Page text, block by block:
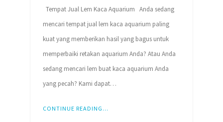
Tempat Jual Lem Kaca Aquarium Anda sedang
mencari tempat jual lem kaca aquarium paling
kuat yang memberikan hasil yang bagus untuk
memperbaiki retakan aquarium Anda? Atau Anda
sedang mencari lem buat kaca aquarium Anda
yang pecah? Kami dapat…
CONTINUE READING...